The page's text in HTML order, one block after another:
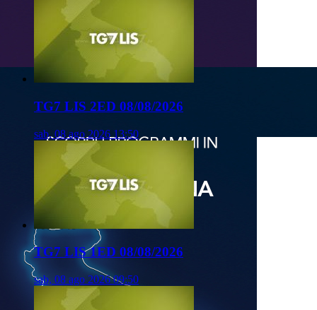
TG7 LIS 2ED 08/08/2026
sab, 08 ago 2026 13:50
TG7 LIS 1ED 08/08/2026
sab, 08 ago 2026 09:50